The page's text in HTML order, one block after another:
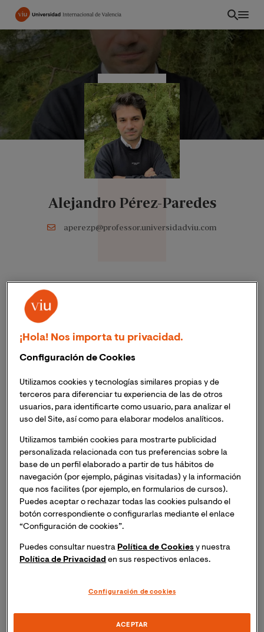
Pasar
contenido
principal
Alejandro Pérez-Paredes
aperezp@professor.universidadviu.com
Nombre y Apellidos:
Asignaturas:
Documentación en la era digital. Grado en Comunicación
Estructura narrativa del discurso en entornos multimedia.
Máster de Periodismo Multimedia
Trabajo Final de Máster. Máster de Periodismo Multimedia
Titulación, institución y año de finalización:
Grado en Comunicación, Universidad Complutense de
Madrid. 2017.
Máster en Semiología, Université Sorbonne Paris Cité
(USPC) - Paris V. 2018
Experiencia Profesional:
¡Hola! Nos importa tu privacidad.
Configuración de Cookies
Utilizamos cookies y tecnologías similares propias y de
terceros para diferenciar tu experiencia de las de otros
usuarios, para identificarte como usuario, para analizar el
uso del Site, así como para elaborar modelos analíticos.
Utilizamos también cookies para mostrarte publicidad
personalizada relacionada con tus preferencias sobre la
base de un perfil elaborado a partir de tus hábitos de
navegación (por ejemplo, páginas visitadas) y la información
que nos facilites (por ejemplo, en formularios de cursos).
Puedes aceptar o rechazar todas las cookies pulsando el
botón correspondiente o configurarlas mediante el enlace
“Configuración de cookies”.
Puedes consultar nuestra Política de Cookies y nuestra
Política de Privacidad en sus respectivos enlaces.
Configuración de cookies
ACEPTAR